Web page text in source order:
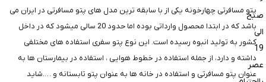
صبح
الی
19
عصر
پتو مسافرتی چهارخونه یکی از با سابقه ترین مدل های پتو مسافرتی در ایران می
باشد که در ابتدا محصول وارداتی بوده اما حدود 20 سالی میشود که در داخل
کشور به تولید انبوه رسیده است. این نوع پتو سفری استفاده های مختلفی
داشته و دارد، از جمله استفاده در خطوط هوایی ، استفاده در بیمارستان ها به
عنوان پتو مسافرتی و استفاده در خانه ها به عنوان پتو تابستانه و ….شاید